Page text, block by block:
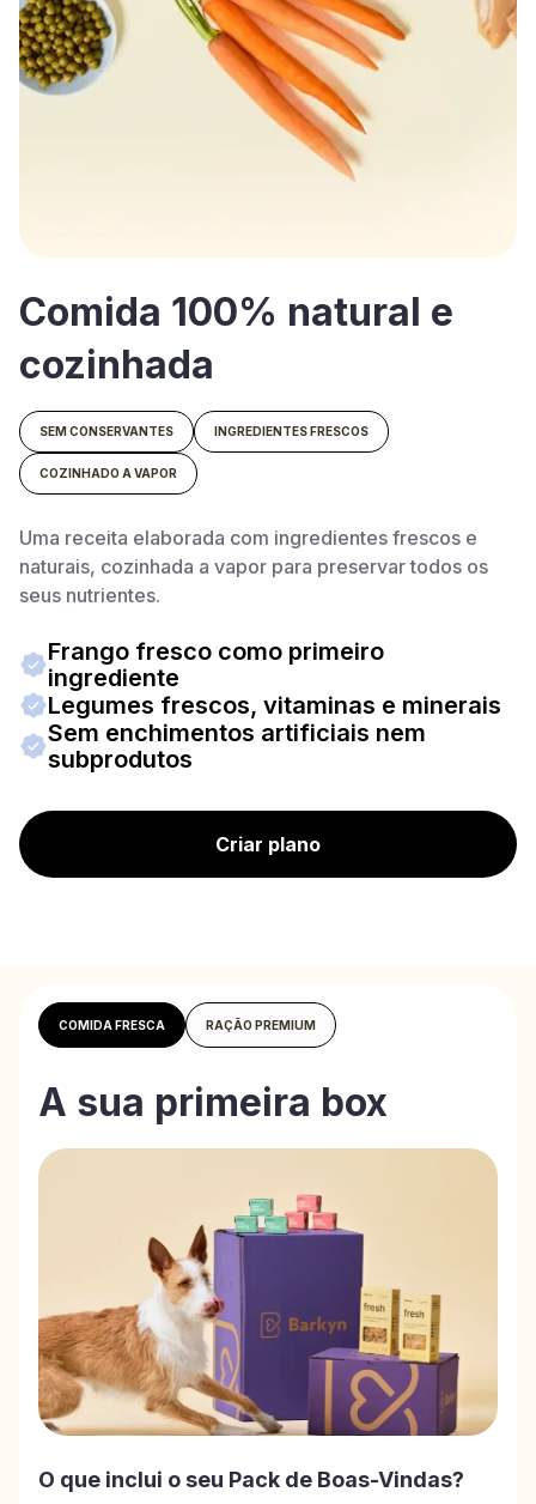
Comida 100% natural e
cozinhada
SEM CONSERVANTES INGREDIENTES FRESCOS
COZINHADO A VAPOR
Uma receita elaborada com ingredientes frescos e
naturais, cozinhada a vapor para preservar todos os
seus nutrientes.
Frango fresco como primeiro
ingrediente
Legumes frescos, vitaminas e minerais
Sem enchimentos artificiais nem
subprodutos
Criar plano
COMIDA FRESCA RAÇÃO PREMIUM
A sua primeira box
O que inclui o seu Pack de Boas-Vindas?